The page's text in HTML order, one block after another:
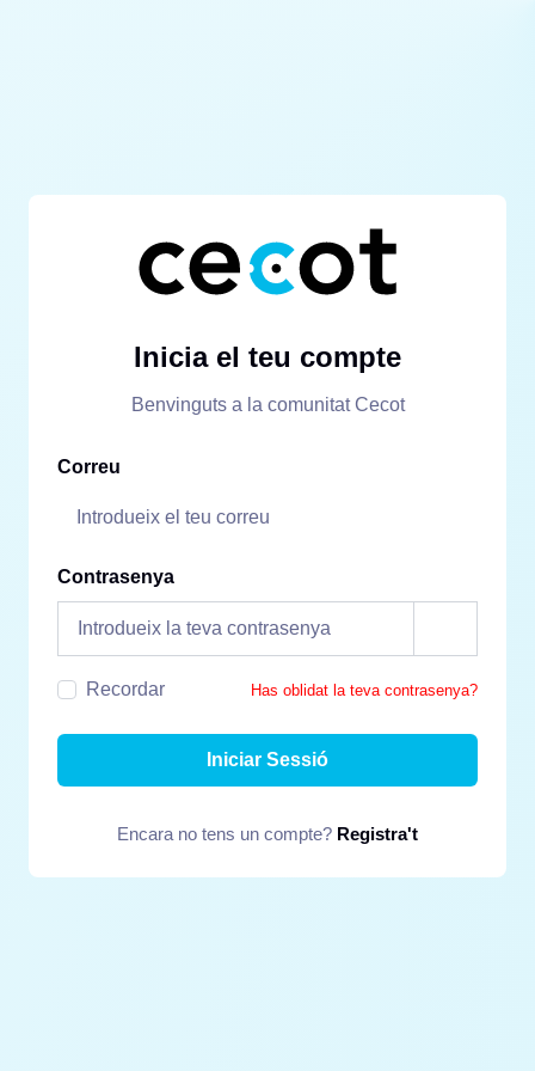
Inicia el teu compte
Benvinguts a la comunitat Cecot
Correu
Contrasenya
Recordar Has oblidat la teva contrasenya?
Iniciar Sessió
Encara no tens un compte? Registra't